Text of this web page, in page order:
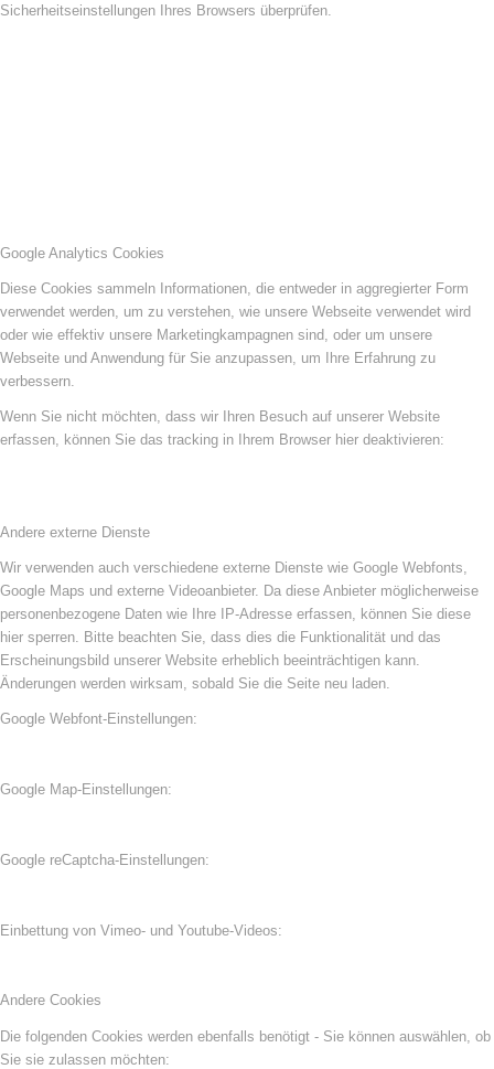
Sicherheitseinstellungen Ihres Browsers überprüfen.
Google Analytics Cookies
Diese Cookies sammeln Informationen, die entweder in aggregierter Form
verwendet werden, um zu verstehen, wie unsere Webseite verwendet wird
oder wie effektiv unsere Marketingkampagnen sind, oder um unsere
Webseite und Anwendung für Sie anzupassen, um Ihre Erfahrung zu
verbessern.
Wenn Sie nicht möchten, dass wir Ihren Besuch auf unserer Website
erfassen, können Sie das tracking in Ihrem Browser hier deaktivieren:
Andere externe Dienste
Wir verwenden auch verschiedene externe Dienste wie Google Webfonts,
Google Maps und externe Videoanbieter. Da diese Anbieter möglicherweise
personenbezogene Daten wie Ihre IP-Adresse erfassen, können Sie diese
hier sperren. Bitte beachten Sie, dass dies die Funktionalität und das
Erscheinungsbild unserer Website erheblich beeinträchtigen kann.
Änderungen werden wirksam, sobald Sie die Seite neu laden.
Google Webfont-Einstellungen:
Google Map-Einstellungen:
Google reCaptcha-Einstellungen:
Einbettung von Vimeo- und Youtube-Videos:
Andere Cookies
Die folgenden Cookies werden ebenfalls benötigt - Sie können auswählen, ob
Sie sie zulassen möchten: